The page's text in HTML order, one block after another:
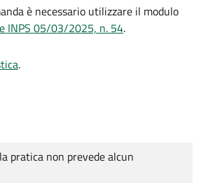
è necessario utilizzare il modulo
INPS 05/03/2025, n. 54.
.
pratica non prevede alcun